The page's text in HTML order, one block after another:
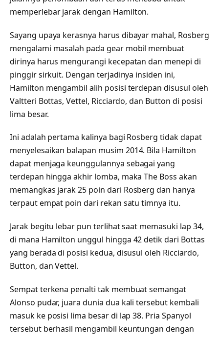
memperlebar jarak dengan Hamilton.
Sayang upaya kerasnya harus dibayar mahal, Rosberg
mengalami masalah pada gear mobil membuat
dirinya harus mengurangi kecepatan dan menepi di
pinggir sirkuit. Dengan terjadinya insiden ini,
Hamilton mengambil alih posisi terdepan disusul oleh
Valtteri Bottas, Vettel, Ricciardo, dan Button di posisi
lima besar.
Ini adalah pertama kalinya bagi Rosberg tidak dapat
menyelesaikan balapan musim 2014. Bila Hamilton
dapat menjaga keunggulannya sebagai yang
terdepan hingga akhir lomba, maka The Boss akan
memangkas jarak 25 poin dari Rosberg dan hanya
terpaut empat poin dari rekan satu timnya itu.
Jarak begitu lebar pun terlihat saat memasuki lap 34,
di mana Hamilton unggul hingga 42 detik dari Bottas
yang berada di posisi kedua, disusul oleh Ricciardo,
Button, dan Vettel.
Sempat terkena penalti tak membuat semangat
Alonso pudar, juara dunia dua kali tersebut kembali
masuk ke posisi lima besar di lap 38. Pria Spanyol
tersebut berhasil mengambil keuntungan dengan